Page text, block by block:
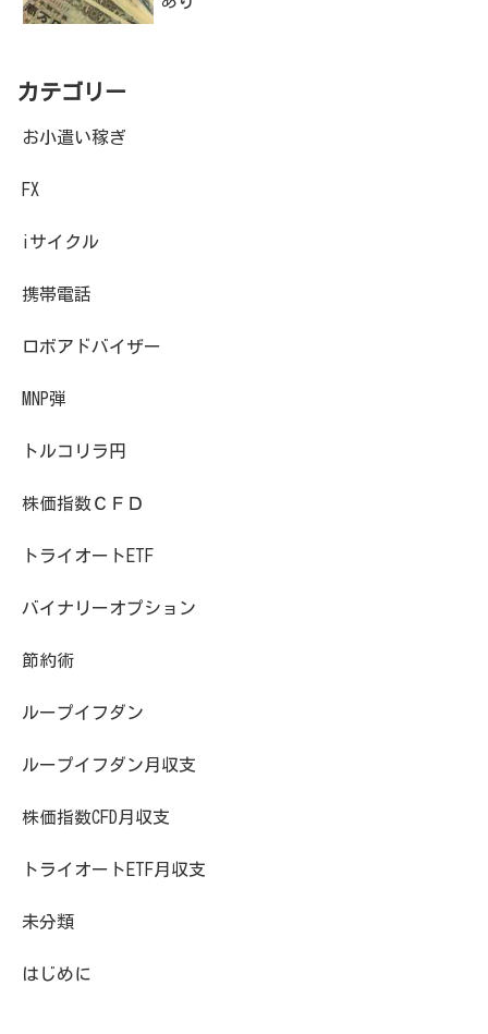
カテゴリー
お小遣い稼ぎ
FX
iサイクル
携帯電話
ロボアドバイザー
MNP弾
トルコリラ円
株価指数ＣＦＤ
トライオートETF
バイナリーオプション
節約術
ループイフダン
ループイフダン月収支
株価指数CFD月収支
トライオートETF月収支
未分類
はじめに